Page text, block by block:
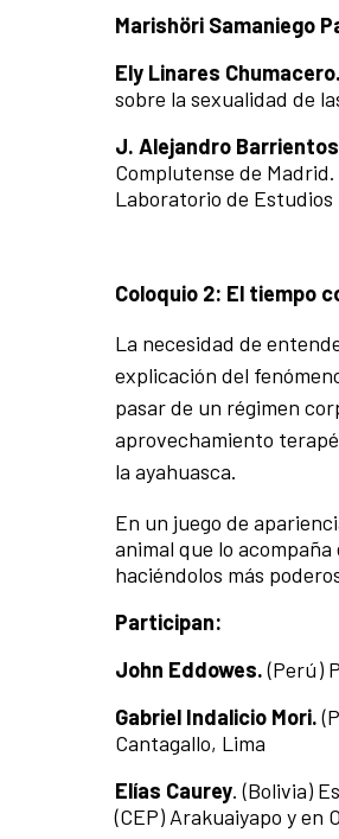
Marishöri Samaniego
Ely Linares Chumacero.
sobre la sexualidad de
J. Alejandro
Complutense de
Laboratorio de Estudios
Coloquio 2: El tiempo
La necesidad de
explicación del
pasar de un régimen
aprovechamiento
la ayahuasca.
En un juego de
animal que lo
haciéndolos más
Participan:
John Eddowes.(Perú)
Gabriel Indalicio Mori.
Cantagallo, Lima
Elías Caurey. (Bolivia)
(CEP) Arakuaiyapo y en